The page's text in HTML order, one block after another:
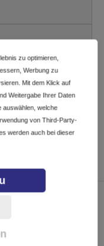
zu optimieren,
Werbung zu
Mit dem Klick auf
Weitergabe Ihrer Daten
auswählen, welche
von Third-Party-
werden auch bei dieser